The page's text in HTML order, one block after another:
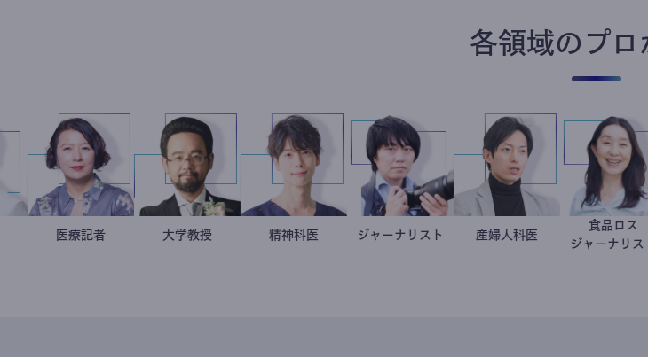
各領域のプロ
岩永直子
医療記者 金谷一朗
大学教授 藤野智哉
精神科医 志葉玲
ジャーナリスト 重見大介
産婦人科医 井
食
ジャ